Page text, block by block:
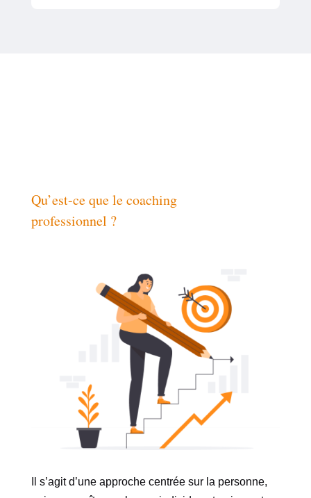
Qu’est-ce que le coaching
professionnel ?
Il s’agit d’une approche centrée sur la personne,